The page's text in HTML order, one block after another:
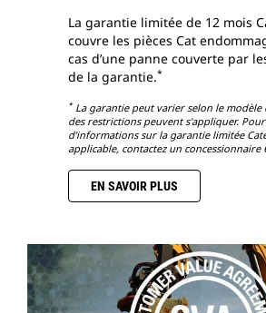
La garantie limitée de 12 mois
couvre les pièces Cat
cas d’une panne couverte par
de la garantie.*
*La garantie peut varier selon le modèle
des restrictions peuvent s'appliquer.
d’informations sur la garantie limitée
applicable, contactez un concessionnaire
EN SAVOIR PLUS